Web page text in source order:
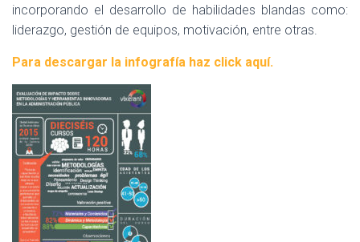
incorporando el desarrollo de habilidades blandas como:
liderazgo, gestión de equipos, motivación, entre otras.
Para descargar la infografía haz click aquí.